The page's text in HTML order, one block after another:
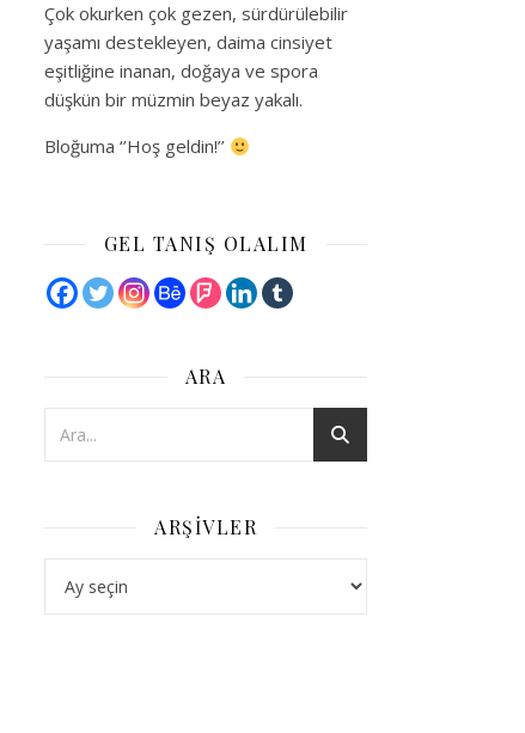
Çok okurken çok gezen, sürdürülebilir
yaşamı destekleyen, daima cinsiyet
eşitliğine inanan, doğaya ve spora
düşkün bir müzmin beyaz yakalı.
Bloğuma ‘’Hoş geldin!’’
GEL TANIŞ OLALIM
ARA
ARŞIVLER